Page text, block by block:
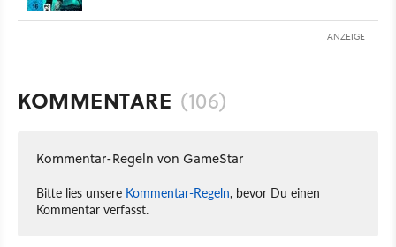
ANZEIGE
KOMMENTARE (106)
Kommentar-Regeln von GameStar
Bitte lies unsere Kommentar-Regeln, bevor Du einen
Kommentar verfasst.